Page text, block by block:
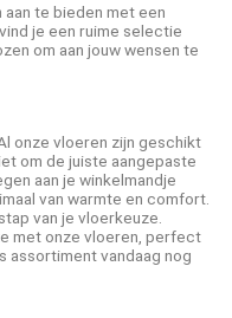
te bieden met een
je een ruime selectie
om aan jouw wensen te
onze vloeren zijn geschikt
om de juiste aangepaste
aan je winkelmandje
van warmte en comfort.
van je vloerkeuze.
met onze vloeren, perfect
assortiment vandaag nog